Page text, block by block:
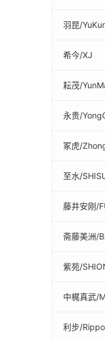
羽昆/
希今/XJ
耘茂/
永贵/
冢虎/
至水/
藤井安刚/
斋藤美洲/
紫苑/
中梶真武/
利步/Rippo